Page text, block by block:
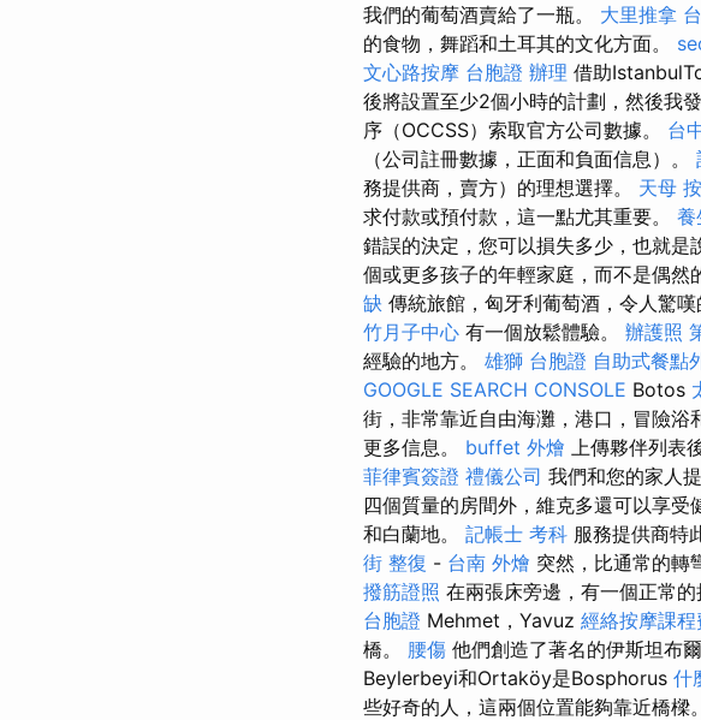
我們的葡萄酒賣給了一瓶。 大里推拿
的食物，舞蹈和土耳其的文化方面。
文心路按摩 台胞證 辦理 借助
後將設置至少2個小時的計劃，然後我
序（OCCSS）索取官方公司數據。 台
（公司註冊數據，正面和負面信息）。
務提供商，賣方）的理想選擇。 天母
求付款或預付款，這一點尤其重要。 養
錯誤的決定，您可以損失多少，也就是
個或更多孩子的年輕家庭，而不是偶
缺 傳統旅館，匈牙利葡萄酒，令人驚
竹月子中心 有一個放鬆體驗。 辦護照
經驗的地方。 雄獅 台胞證 自助式餐點
GOOGLE SEARCH CONSOLE Botos
街，非常靠近自由海灘，港口，冒險
更多信息。 buffet 外燴 上傳夥伴列表
菲律賓簽證 禮儀公司 我們和您的家人
四個質量的房間外，維克多還可以享
和白蘭地。 記帳士 考科 服務提供商特
街 整復 - 台南 外燴 突然，比通常的轉
撥筋證照 在兩張床旁邊，有一個正常
台胞證 Mehmet，Yavuz 經絡按摩課程
橋。 腰傷 他們創造了著名的伊斯坦布
Beylerbeyi和Ortaköy是Bosphorus 什
些好奇的人，這兩個位置能夠靠近橋樑